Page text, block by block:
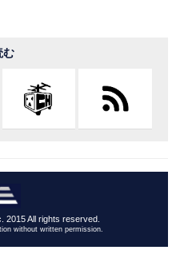
む
2015 All rights reserved.
without written permission.